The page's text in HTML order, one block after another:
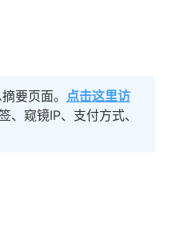
要页面。 点击这里访
、窥镜IP、支付方式、